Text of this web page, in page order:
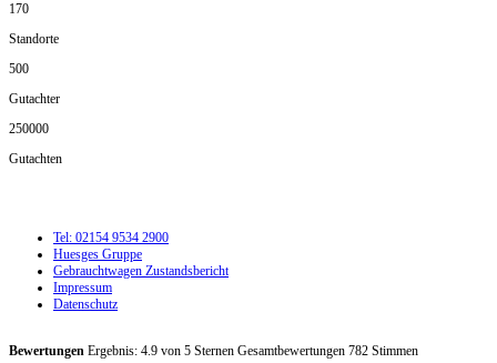
170
Standorte
500
Gutachter
250000
Gutachten
Tel: 02154 9534 2900
Huesges Gruppe
Gebrauchtwagen Zustandsbericht
Impressum
Datenschutz
Bewertungen Ergebnis: 4.9 von 5 Sternen Gesamtbewertungen 782 Stimmen